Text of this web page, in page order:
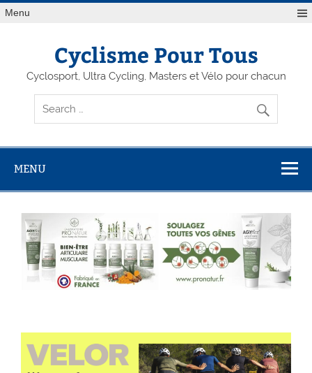
Menu
Cyclisme Pour Tous
Cyclosport, Ultra Cycling, Masters et Vélo pour chacun
MENU